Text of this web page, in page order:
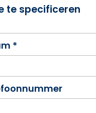
te specificeren
*